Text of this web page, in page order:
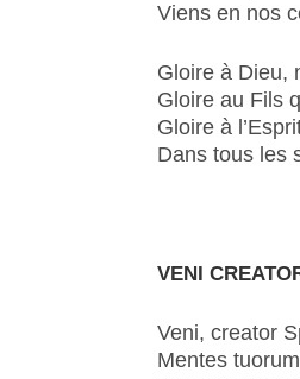
Viens en nos
Gloire à Dieu,
Gloire au Fils
Gloire à
Dans tous
VENI
Veni, creator
Mentes